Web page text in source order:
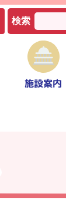
検索
施設案内